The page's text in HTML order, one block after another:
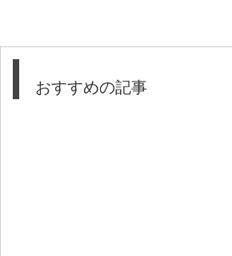
おすすめの記事